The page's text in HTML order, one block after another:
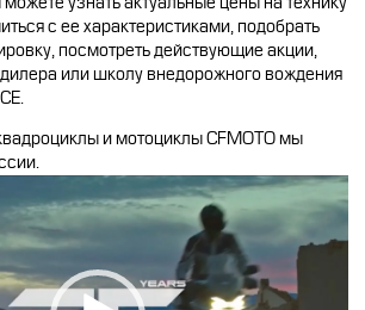
с ее характеристиками, подобрать
посмотреть действующие акции,
или школу внедорожного вождения
и мотоциклы CFMOTO мы